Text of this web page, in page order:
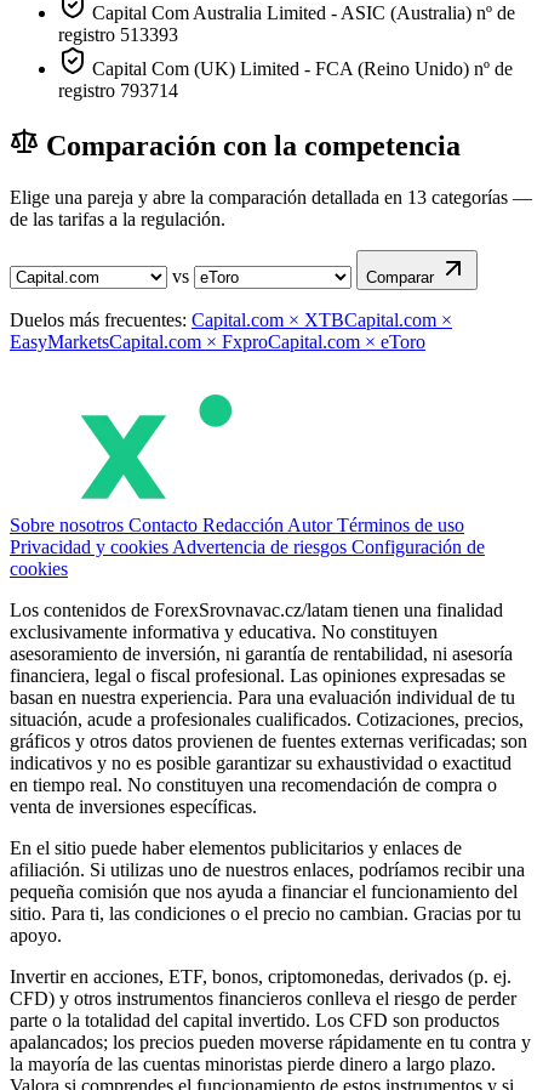
Capital Com Australia Limited - ASIC (Australia) nº de
registro 513393
Capital Com (UK) Limited - FCA (Reino Unido) nº de
registro 793714
Comparación con la competencia
Elige una pareja y abre la comparación detallada en 13 categorías —
de las tarifas a la regulación.
vs Comparar
Duelos más frecuentes: Capital.com × XTBCapital.com ×
EasyMarketsCapital.com × FxproCapital.com × eToro
Sobre nosotros Contacto Redacción AutorTérminos de uso
Privacidad y cookies Advertencia de riesgos Configuración de
cookies
Los contenidos de ForexSrovnavac.cz/latam tienen una finalidad
exclusivamente informativa y educativa. No constituyen
asesoramiento de inversión, ni garantía de rentabilidad, ni asesoría
financiera, legal o fiscal profesional. Las opiniones expresadas se
basan en nuestra experiencia. Para una evaluación individual de tu
situación, acude a profesionales cualificados. Cotizaciones, precios,
gráficos y otros datos provienen de fuentes externas verificadas; son
indicativos y no es posible garantizar su exhaustividad o exactitud
en tiempo real. No constituyen una recomendación de compra o
venta de inversiones específicas.
En el sitio puede haber elementos publicitarios y enlaces de
afiliación. Si utilizas uno de nuestros enlaces, podríamos recibir una
pequeña comisión que nos ayuda a financiar el funcionamiento del
sitio. Para ti, las condiciones o el precio no cambian. Gracias por tu
apoyo.
Invertir en acciones, ETF, bonos, criptomonedas, derivados (p. ej.
CFD) y otros instrumentos financieros conlleva el riesgo de perder
parte o la totalidad del capital invertido. Los CFD son productos
apalancados; los precios pueden moverse rápidamente en tu contra y
la mayoría de las cuentas minoristas pierde dinero a largo plazo.
Valora si comprendes el funcionamiento de estos instrumentos y si